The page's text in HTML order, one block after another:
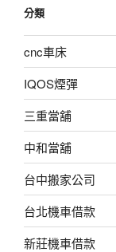
分類
cnc車床
IQOS煙彈
三重當舖
中和當舖
台中搬家公司
台北機車借款
新莊機車借款